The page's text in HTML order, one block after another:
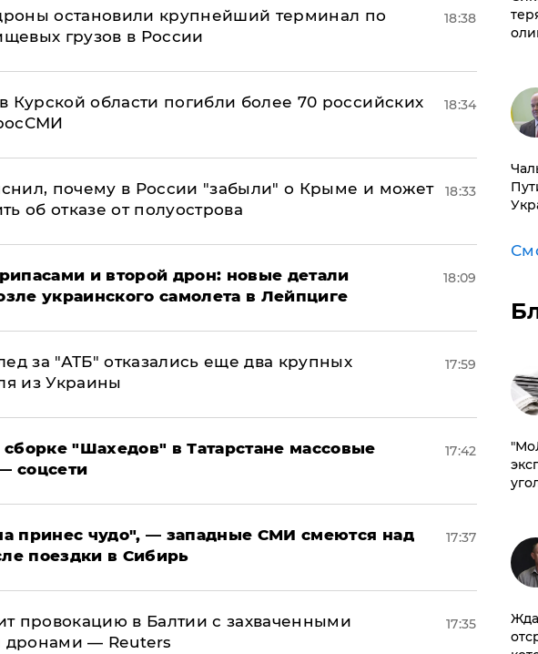
остановили крупнейший терминал по
грузов в России
18:38
Курской области погибли более 70 российских
18:34
почему в России "забыли" о Крыме и может
об отказе от полуострова
18:33
и второй дрон: новые детали
украинского самолета в Лейпциге
18:09
за "АТБ" отказались еще два крупных
из Украины
17:59
сборке "Шахедов" в Татарстане массовые
соцсети
17:42
принес чудо", — западные СМИ смеются над
поездки в Сибирь
17:37
провокацию в Балтии с захваченными
дронами — Reuters
17:35